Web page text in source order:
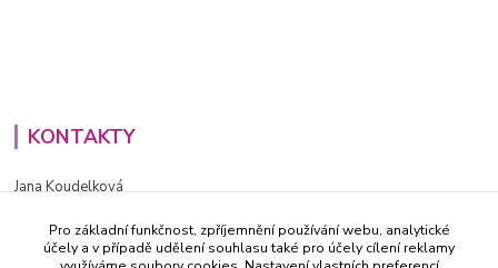
KONTAKTY
Jana Koudelková
PO - PÁ (8-16h)
Pro základní funkčnost, zpříjemnění používání webu, analytické
účely a v případě udělení souhlasu také pro účely cílení reklamy